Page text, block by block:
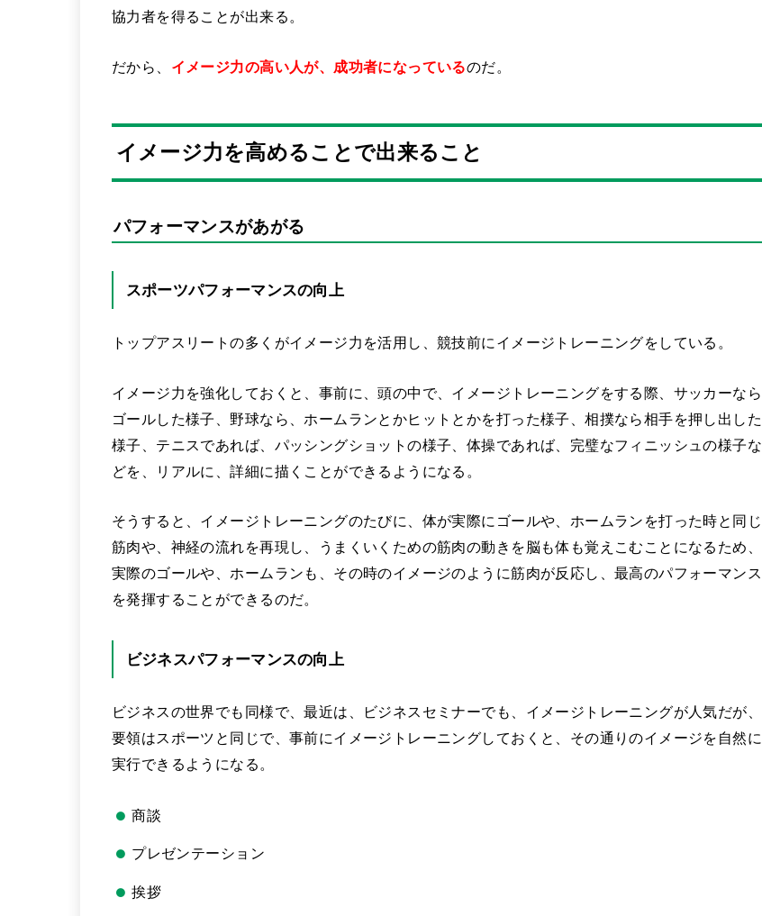
協力者を得ることが出来る。
だから、 イメージ力の高い人が、成功者になっているのだ。
イメージ力を高めることで出来ること
パフォーマンスがあがる
スポーツパフォーマンスの向上
トップアスリートの多くがイメージ力を活用し、競技前にイメージトレーニングをしている。
イメージ力を強化しておくと、事前に、頭の中で、イメージトレーニングをする際、サッカーなら
ゴールした様子、野球なら、ホームランとかヒットとかを打った様子、相撲なら相手を押し出した
様子、テニスであれば、パッシングショットの様子、体操であれば、完璧なフィニッシュの様子な
どを、リアルに、詳細に描くことができるようになる。
そうすると、イメージトレーニングのたびに、体が実際にゴールや、ホームランを打った時と同じ
筋肉や、神経の流れを再現し、うまくいくための筋肉の動きを脳も体も覚えこむことになるため、
実際のゴールや、ホームランも、その時のイメージのように筋肉が反応し、最高のパフォーマンス
を発揮することができるのだ。
ビジネスパフォーマンスの向上
ビジネスの世界でも同様で、最近は、ビジネスセミナーでも、イメージトレーニングが人気だが、
要領はスポーツと同じで、事前にイメージトレーニングしておくと、その通りのイメージを自然に
実行できるようになる。
商談
プレゼンテーション
挨拶